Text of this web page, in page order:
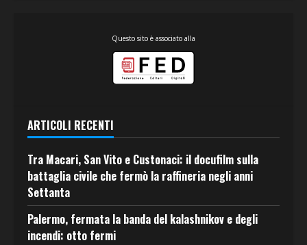
Questo sito è associato alla
ARTICOLI RECENTI
Tra Macari, San Vito e Custonaci: il docufilm sulla
battaglia civile che fermò la raffineria negli anni
Settanta
Palermo, fermata la banda del kalashnikov e degli
incendi: otto fermi